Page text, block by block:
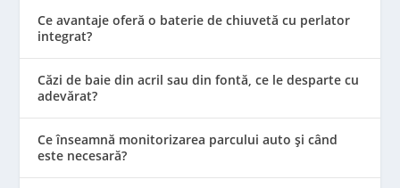
Ce avantaje oferă o baterie de chiuvetă cu perlator
integrat?
Căzi de baie din acril sau din fontă, ce le desparte cu
adevărat?
Ce înseamnă monitorizarea parcului auto și când
este necesară?